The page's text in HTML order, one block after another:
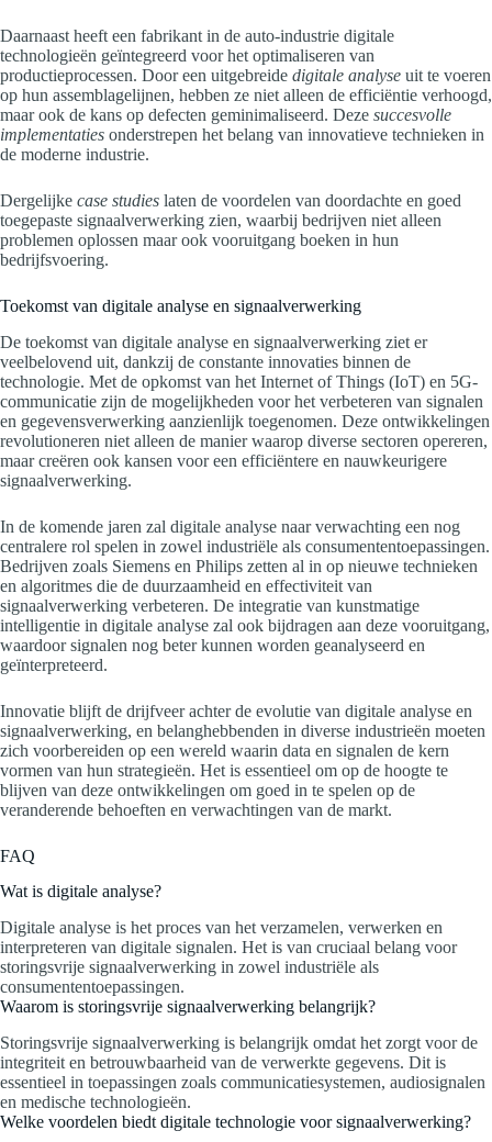
Daarnaast heeft een fabrikant in de auto-industrie digitale
technologieën geïntegreerd voor het optimaliseren van
productieprocessen. Door een uitgebreide digitale analyse uit te voeren
op hun assemblagelijnen, hebben ze niet alleen de efficiëntie verhoogd,
maar ook de kans op defecten geminimaliseerd. Deze succesvolle
implementaties onderstrepen het belang van innovatieve technieken in
de moderne industrie.
Dergelijke case studies laten de voordelen van doordachte en goed
toegepaste signaalverwerking zien, waarbij bedrijven niet alleen
problemen oplossen maar ook vooruitgang boeken in hun
bedrijfsvoering.
Toekomst van digitale analyse en signaalverwerking
De toekomst van digitale analyse en signaalverwerking ziet er
veelbelovend uit, dankzij de constante innovaties binnen de
technologie. Met de opkomst van het Internet of Things (IoT) en 5G-
communicatie zijn de mogelijkheden voor het verbeteren van signalen
en gegevensverwerking aanzienlijk toegenomen. Deze ontwikkelingen
revolutioneren niet alleen de manier waarop diverse sectoren opereren,
maar creëren ook kansen voor een efficiëntere en nauwkeurigere
signaalverwerking.
In de komende jaren zal digitale analyse naar verwachting een nog
centralere rol spelen in zowel industriële als consumententoepassingen.
Bedrijven zoals Siemens en Philips zetten al in op nieuwe technieken
en algoritmes die de duurzaamheid en effectiviteit van
signaalverwerking verbeteren. De integratie van kunstmatige
intelligentie in digitale analyse zal ook bijdragen aan deze vooruitgang,
waardoor signalen nog beter kunnen worden geanalyseerd en
geïnterpreteerd.
Innovatie blijft de drijfveer achter de evolutie van digitale analyse en
signaalverwerking, en belanghebbenden in diverse industrieën moeten
zich voorbereiden op een wereld waarin data en signalen de kern
vormen van hun strategieën. Het is essentieel om op de hoogte te
blijven van deze ontwikkelingen om goed in te spelen op de
veranderende behoeften en verwachtingen van de markt.
FAQ
Wat is digitale analyse?
Digitale analyse is het proces van het verzamelen, verwerken en
interpreteren van digitale signalen. Het is van cruciaal belang voor
storingsvrije signaalverwerking in zowel industriële als
consumententoepassingen.
Waarom is storingsvrije signaalverwerking belangrijk?
Storingsvrije signaalverwerking is belangrijk omdat het zorgt voor de
integriteit en betrouwbaarheid van de verwerkte gegevens. Dit is
essentieel in toepassingen zoals communicatiesystemen, audiosignalen
en medische technologieën.
Welke voordelen biedt digitale technologie voor signaalverwerking?